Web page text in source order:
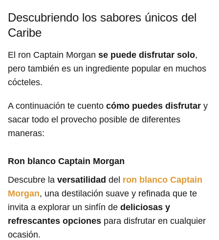
Descubriendo los sabores únicos del
Caribe
El ron Captain Morgan se puede disfrutar solo,
pero también es un ingrediente popular en muchos
cócteles.
A continuación te cuento cómo puedes disfrutar y
sacar todo el provecho posible de diferentes
maneras:
Ron blanco Captain Morgan
Descubre la versatilidad del ron blanco Captain
Morgan, una destilación suave y refinada que te
invita a explorar un sinfín de deliciosas y
refrescantes opciones para disfrutar en cualquier
ocasión.